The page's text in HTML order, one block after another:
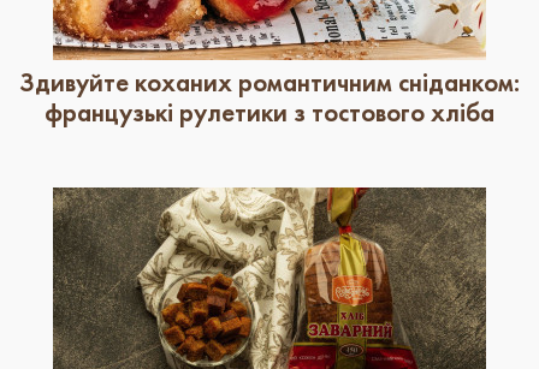
Здивуйте коханих романтичним сніданком:
французькі рулетики з тостового хліба